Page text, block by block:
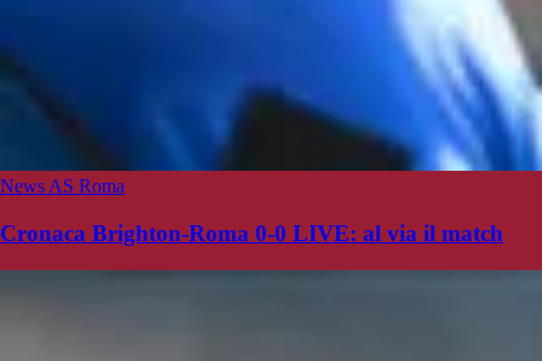
News AS Roma
Cronaca Brighton-Roma 0-0 LIVE: al via il match